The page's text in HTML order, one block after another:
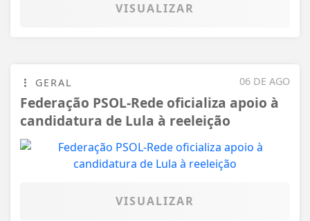
VISUALIZAR
06 DE AGO
GERAL
Federação PSOL-Rede oficializa apoio à
candidatura de Lula à reeleição
VISUALIZAR